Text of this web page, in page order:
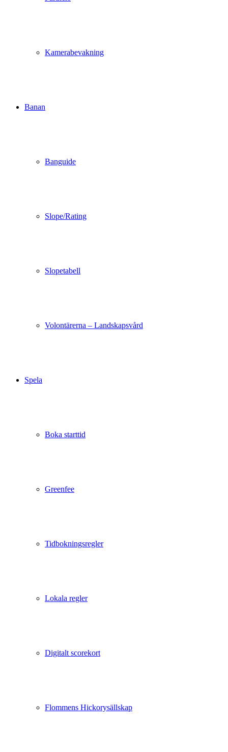
Kamerabevakning
Banan
Banguide
Slope/Rating
Slopetabell
Volontärerna – Landskapsvård
Spela
Boka starttid
Greenfee
Tidbokningsregler
Lokala regler
Digitalt scorekort
Flommens Hickorysällskap